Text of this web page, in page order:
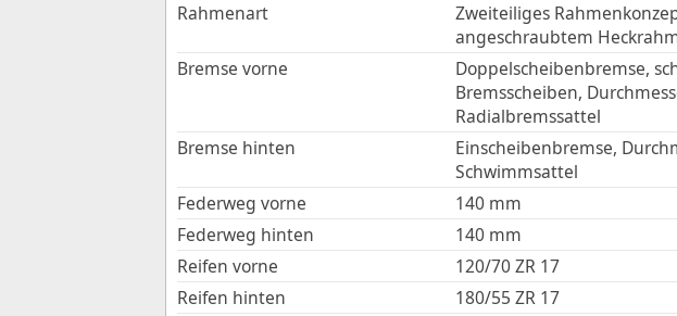
Rahmenart
Zweiteiliges
angeschraubtem
Bremse vorne
Doppelscheibenbremse,
Bremsscheiben,
Radialbremssattel
Bremse hinten
Einscheibenbremse,
Schwimmsattel
Federweg vorne
140 mm
Federweg hinten
140 mm
Reifen vorne
120/70 ZR 17
Reifen hinten
180/55 ZR 17